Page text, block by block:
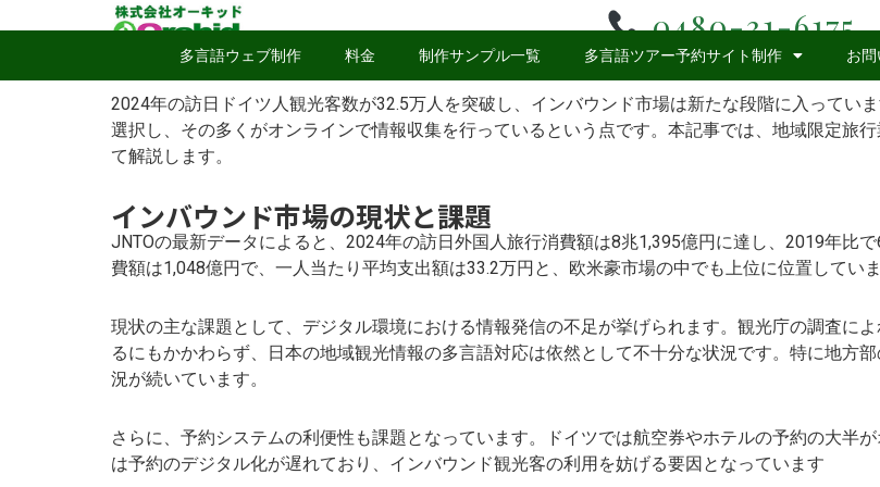
0480-31-6175
多言語ウェブ制作 料金 制作サンプル一覧 多言語ツアー予約サイト制作 お
2024年の訪日ドイツ人観光客数が32.5万人を突破し、インバウンド市場は新たな段階に入ってい
選択し、その多くがオンラインで情報収集を行っているという点です。本記事では、地域限定旅
て解説します。
インバウンド市場の現状と課題
JNTOの最新データによると、2024年の訪日外国人旅行消費額は8兆1,395億円に達し、2019年比
費額は1,048億円で、一人当たり平均支出額は33.2万円と、欧米豪市場の中でも上位に位置していま
現状の主な課題として、デジタル環境における情報発信の不足が挙げられます。観光庁の調査に
るにもかかわらず、日本の地域観光情報の多言語対応は依然として不十分な状況です。特に地方
況が続いています。
さらに、予約システムの利便性も課題となっています。ドイツでは航空券やホテルの予約の大半
は予約のデジタル化が遅れており、インバウンド観光客の利用を妨げる要因となっています